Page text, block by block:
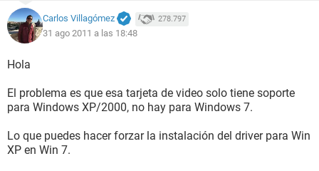
Carlos Villagómez 278.797
31 ago 2011 a las 18:48
Hola
El problema es que esa tarjeta de video solo tiene soporte
para Windows XP/2000, no hay para Windows 7.
Lo que puedes hacer forzar la instalación del driver para Win
XP en Win 7.